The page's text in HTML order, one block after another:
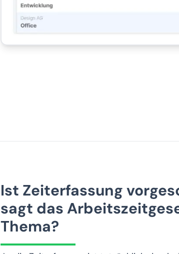
Ist Zeiterfassung
sagt das
Thema?